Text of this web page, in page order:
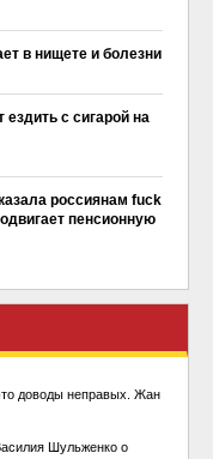
в нищете и болезни
с сигарой на
россиянам fuck
пенсионную
доводы неправых. Жан
Шульженко о